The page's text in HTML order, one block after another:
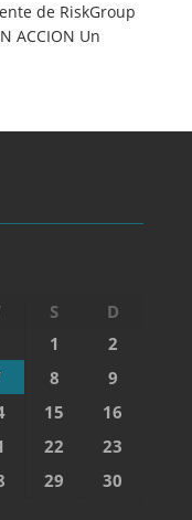
de RiskGroup
ACCION Un
S
D
1
2
8
9
15
16
22
23
29
30